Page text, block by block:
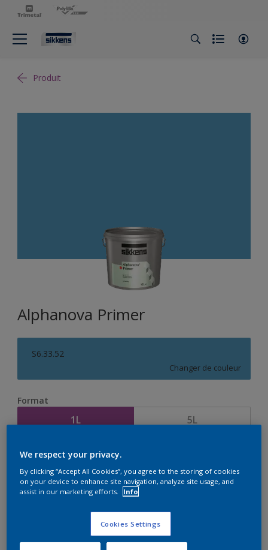
Produit
Alphanova Primer
S6.33.52
Changer de couleur
Format
1L 5L
Quantité Calculateur de peinture
Calculer
We respect your privacy.
By clicking “Accept All Cookies”, you agree to the storing of cookies
on your device to enhance site navigation, analyze site usage, and
assist in our marketing efforts.
Info
Cookies Settings